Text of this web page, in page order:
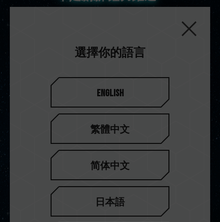
十銓科技 (Team Group Inc.) 為世界級記憶體品牌，以專
業的研發能力、優良的產品品質、快速的生產效率及完善
屢次獲得國內外獎項，並受到全球媒體高度肯定。
領先業界 唯您首選
十銓科技擁有產品設計、研發、生產製造能力及自家核心
技術，旗下擁有四大品牌：TEAMGROUP、電競T-
選擇你的語言
English
繁體中文
简体中文
日本語